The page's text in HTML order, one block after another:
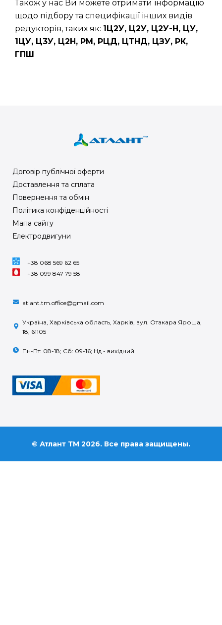
Також у нас Ви можете отримати інформацію
щодо підбору та специфікації інших видів
редукторів, таких як: 1Ц2У, Ц2У, Ц2У-Н, ЦУ,
1ЦУ, Ц3У, Ц2Н, РМ, РЦД, ЦТНД, ЦЗУ, РК,
ГПШ
Договір публічної оферти
Доставлення та сплата
Повернення та обмін
Політика конфіденційності
Мапа сайту
Електродвигуни
+38 068 569 62 65
+38 099 847 79 58
atlant.tm.office@gmail.com
Україна, Харківська область, Харків, вул. Отакара Яроша,
18, 61105
Пн-Пт: 08-18; Сб: 09-16; Нд - вихідний
© Атлант ТМ 2026. Все права защищены.